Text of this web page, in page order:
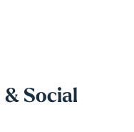
& Social